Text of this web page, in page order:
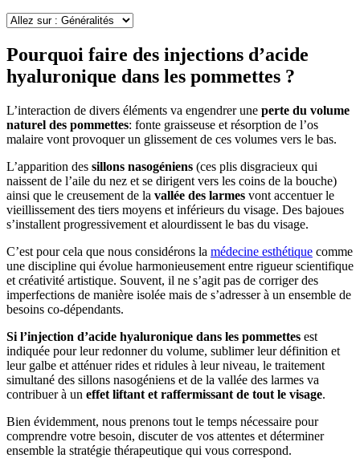
Pourquoi faire des injections d’acide
hyaluronique dans les pommettes ?
L’interaction de divers éléments va engendrer une perte du volume
naturel des pommettes: fonte graisseuse et résorption de l’os
malaire vont provoquer un glissement de ces volumes vers le bas.
L’apparition des sillons nasogéniens (ces plis disgracieux qui
naissent de l’aile du nez et se dirigent vers les coins de la bouche)
ainsi que le creusement de la vallée des larmes vont accentuer le
vieillissement des tiers moyens et inférieurs du visage. Des bajoues
s’installent progressivement et alourdissent le bas du visage.
C’est pour cela que nous considérons la médecine esthétique comme
une discipline qui évolue harmonieusement entre rigueur scientifique
et créativité artistique. Souvent, il ne s’agit pas de corriger des
imperfections de manière isolée mais de s’adresser à un ensemble de
besoins co-dépendants.
Si l’injection d’acide hyaluronique dans les pommettes est
indiquée pour leur redonner du volume, sublimer leur définition et
leur galbe et atténuer rides et ridules à leur niveau, le traitement
simultané des sillons nasogéniens et de la vallée des larmes va
contribuer à un effet liftant et raffermissant de tout le visage.
Bien évidemment, nous prenons tout le temps nécessaire pour
comprendre votre besoin, discuter de vos attentes et déterminer
ensemble la stratégie thérapeutique qui vous correspond.